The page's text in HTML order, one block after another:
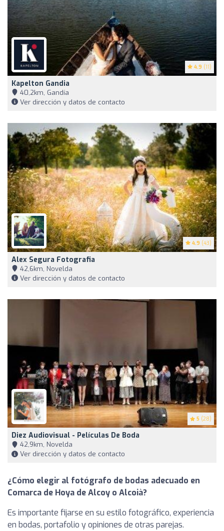
4.9 (11)
Kapelton Gandia
40,2km, Gandía
Ver dirección y datos de contacto
4.9 (43)
Alex Segura Fotografia
42,6km, Novelda
Ver dirección y datos de contacto
5 (28)
Diez Audiovisual - Películas De Boda
42,9km, Novelda
Ver dirección y datos de contacto
¿Cómo elegir al fotógrafo de bodas adecuado en
Comarca de Hoya de Alcoy o Alcoià?
Es importante fijarse en su estilo fotográfico, experiencia
en bodas, portafolio y opiniones de otras parejas.